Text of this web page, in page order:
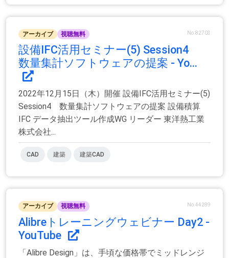
アーカイブ 視聴無料 No.82703
設備IFC活用セミナー(5) Session4
数量集計ソフトウェアの提案 - Yo...
2022年12月15日（木）開催 設備IFC活用セミナー(5)
Session4 数量集計ソフトウェアの提案 設備積算
IFC データ抽出ツール作成WG リーダー 東洋熱工業
株式会社...
CAD 建築 建築CAD
アーカイブ 視聴無料 No.44289
Alibreトレーニングウェビナー Day2 -
YouTube
「Alibre Design」は、手頃な価格帯でミッドレンジ